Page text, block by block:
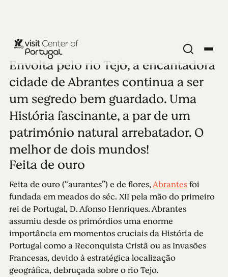
CIDADES DO INTERIOR
Abrantes
Ver todas as fotos
Envolta pelo rio Tejo, a encantadora
cidade de Abrantes continua a ser
um segredo bem guardado. Uma
História fascinante, a par de um
património natural arrebatador. O
melhor de dois mundos!
Feita de ouro
Feita de ouro (“aurantes”) e de flores,Abrantesfoi
fundada em meados do séc. XII pela mão do primeiro
rei de Portugal, D. Afonso Henriques. Abrantes
assumiu desde os primórdios uma enorme
importância em momentos cruciais da História de
Portugal como a Reconquista Cristã ou as Invasões
Francesas, devido à estratégica localização
geográfica, debruçada sobre o rio Tejo.